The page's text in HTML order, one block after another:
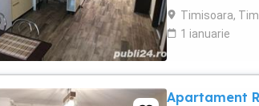
complet
Timisoara,
1 ianuarie
Apartament